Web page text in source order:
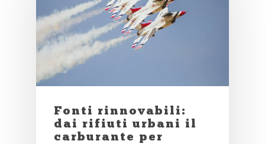
Fonti rinnovabili:
dai rifiuti urbani il
carburante per